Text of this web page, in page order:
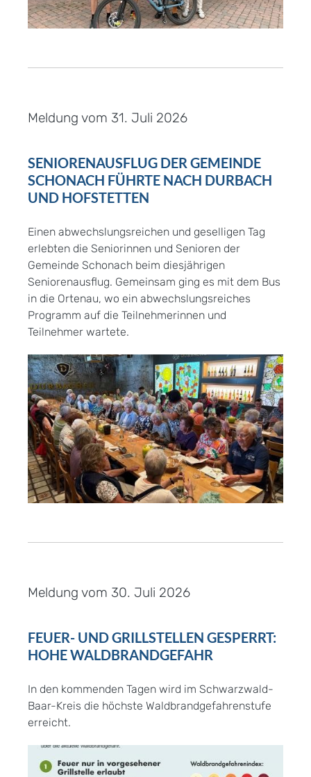
Meldung vom 31. Juli 2026
SENIORENAUSFLUG DER GEMEINDE
SCHONACH FÜHRTE NACH DURBACH
UND HOFSTETTEN
Einen abwechslungsreichen und geselligen Tag
erlebten die Seniorinnen und Senioren der
Gemeinde Schonach beim diesjährigen
Seniorenausflug. Gemeinsam ging es mit dem Bus
in die Ortenau, wo ein abwechslungsreiches
Programm auf die Teilnehmerinnen und
Teilnehmer wartete.
Meldung vom 30. Juli 2026
FEUER- UND GRILLSTELLEN GESPERRT:
HOHE WALDBRANDGEFAHR
In den kommenden Tagen wird im Schwarzwald-
Baar-Kreis die höchste Waldbrandgefahrenstufe
erreicht.